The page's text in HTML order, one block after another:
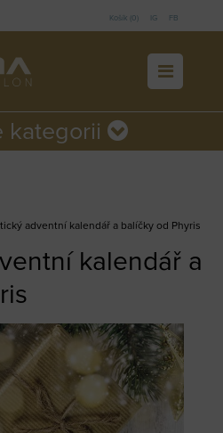
Košík (0) IG FB
kategorii
adventní kalendář a balíčky od Phyris
kalendář a